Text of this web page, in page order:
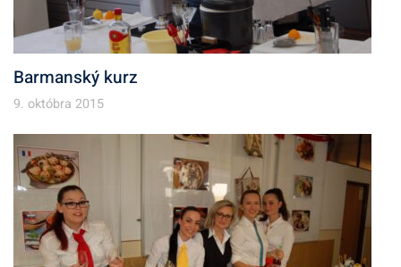
Barmanský kurz
9. októbra 2015